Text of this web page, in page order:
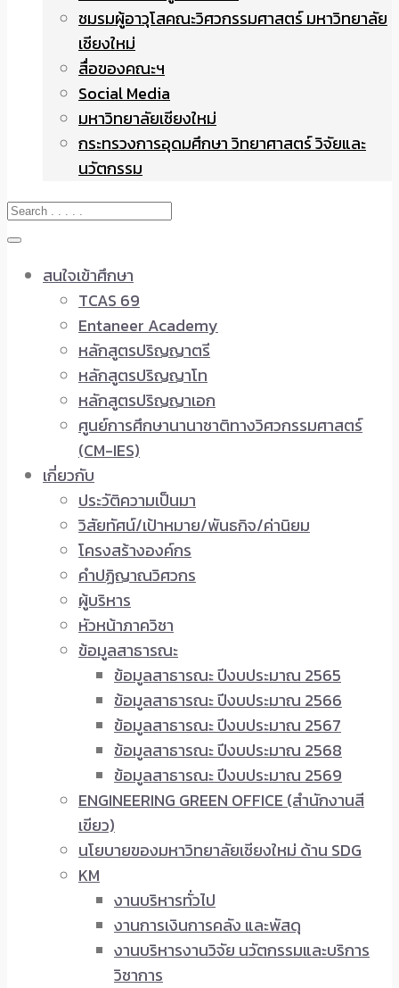
ชมรมผู้อาวุโสคณะวิศวกรรมศาสตร์ มหาวิทยาลัย
เชียงใหม่
สื่อของคณะฯ
Social Media
มหาวิทยาลัยเชียงใหม่
กระทรวงการอุดมศึกษา วิทยาศาสตร์ วิจัยและ
นวัตกรรม
สนใจเข้าศึกษา
TCAS 69
Entaneer Academy
หลักสูตรปริญญาตรี
หลักสูตรปริญญาโท
หลักสูตรปริญญาเอก
ศูนย์การศึกษานานาชาติทางวิศวกรรมศาสตร์
(CM-IES)
เกี่ยวกับ
ประวัติความเป็นมา
วิสัยทัศน์/เป้าหมาย/พันธกิจ/ค่านิยม
โครงสร้างองค์กร
คำปฏิญาณวิศวกร
ผู้บริหาร
หัวหน้าภาควิชา
ข้อมูลสาธารณะ
ข้อมูลสาธารณะ ปีงบประมาณ 2565
ข้อมูลสาธารณะ ปีงบประมาณ 2566
ข้อมูลสาธารณะ ปีงบประมาณ 2567
ข้อมูลสาธารณะ ปีงบประมาณ 2568
ข้อมูลสาธารณะ ปีงบประมาณ 2569
ENGINEERING GREEN OFFICE (สำนักงานสี
เขียว)
นโยบายของมหาวิทยาลัยเชียงใหม่ ด้าน SDG
KM
งานบริหารทั่วไป
งานการเงินการคลัง และพัสดุ
งานบริหารงานวิจัย นวัตกรรมและบริการ
วิชาการ